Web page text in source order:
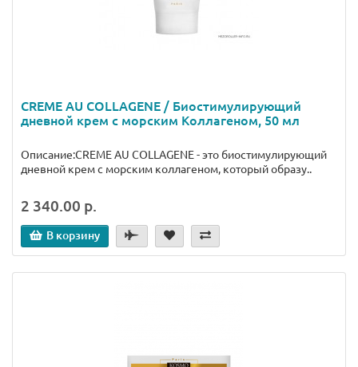
CREME AU COLLAGENE / Биостимулирующий
дневной крем с морским Коллагеном, 50 мл
Описание:CREME AU COLLAGENE - это биостимулирующий
дневной крем с морским коллагеном, который образу..
2 340.00 р.
В корзину